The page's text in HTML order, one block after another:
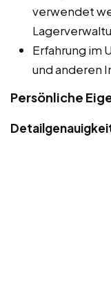
verwendet
Erfahrung im
und anderen
Persönliche